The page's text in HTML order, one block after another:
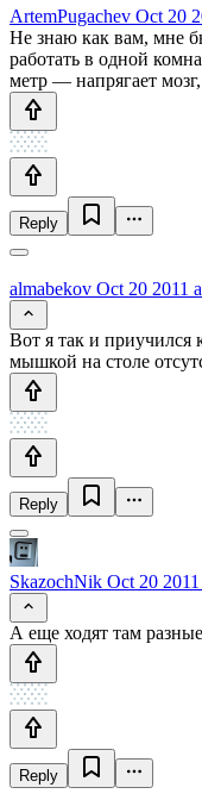
ArtemPugachev Oct 20
Не знаю как вам, мне
работать в одной
метр — напрягает
Reply
almabekov Oct 20 2011
Вот я так и приучился
мышкой на столе
Reply
SkazochNik Oct 20
А еще ходят там
Reply